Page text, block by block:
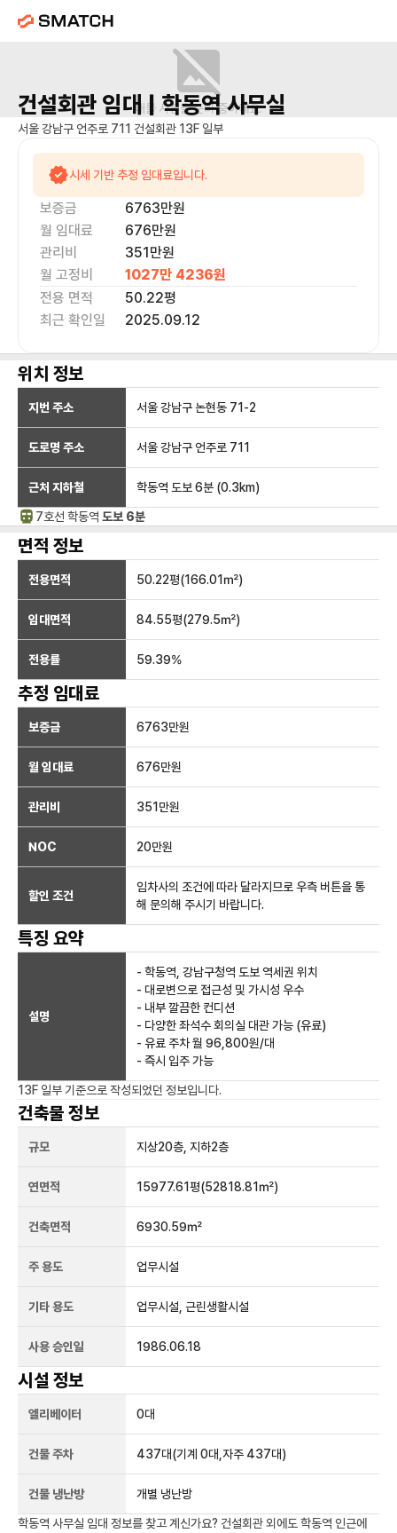
매물 사진을 준비 중이에요.
건설회관 임대 | 학동역사무실
서울 강남구 언주로 711 건설회관 13F 일부
시세 기반 추정 임대료입니다.
보증금 6763만원
월 임대료
676만원
관리비
351만원
월 고정비
1027만 4236원
전용 면적
50.22평
최근 확인일
2025.09.12
위치 정보
지번 주소 서울 강남구 논현동 71-2
도로명 주소 서울 강남구 언주로 711
근처 지하철 학동역 도보 6분 (0.3km)
7호선 학동역 도보 6분
면적 정보
전용면적 50.22평(166.01㎡)
임대면적 84.55평(279.5㎡)
전용률 59.39%
추정 임대료
보증금 6763만원
월 임대료 676만원
관리비 351만원
NOC 20만원
할인 조건
임차사의 조건에 따라 달라지므로 우측 버튼을 통
해 문의해 주시기 바랍니다.
특징 요약
설명
- 학동역, 강남구청역 도보 역세권 위치
- 대로변으로 접근성 및 가시성 우수
- 내부 깔끔한 컨디션
- 다양한 좌석수 회의실 대관 가능 (유료)
- 유료 주차 월 96,800원/대
- 즉시 입주 가능
13F 일부 기준으로 작성되었던 정보입니다.
건축물 정보
규모 지상20층, 지하2층
연면적 15977.61평(52818.81㎡)
건축면적 6930.59㎡
주 용도 업무시설
기타 용도 업무시설, 근린생활시설
사용 승인일 1986.06.18
시설 정보
엘리베이터 0대
건물 주차 437대(기계 0대,자주 437대)
건물 냉난방 개별 냉난방
학동역 사무실 임대 정보를 찾고 계신가요? 건설회관외에도 학동역 인근에